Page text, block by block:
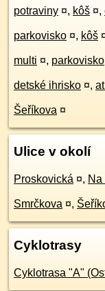
potraviny ¤, kôš ¤,
parkovisko ¤, kôš
multi ¤, parkovisko
detské ihrisko ¤,
Šeříkova ¤
Ulice v okolí
Proskovická ¤, Na
Smrčkova ¤,
Cyklotrasy
Cyklotrasa "A"